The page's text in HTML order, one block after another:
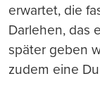
erwartet, die
Darlehen, das
später geben
zudem eine